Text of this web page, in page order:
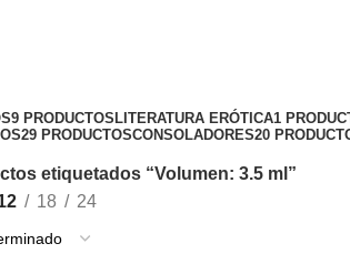
9 PRODUCTOS LITERATURA ERÓTICA1
29 PRODUCTOSCONSOLADORES20
etiquetados “Volumen: 3.5 ml”
18 24